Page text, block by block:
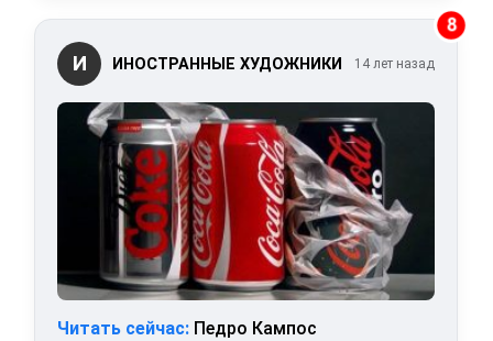
8
И ИНОСТРАННЫЕ ХУДОЖНИКИ 14 лет назад
Читать сейчас: Педро Кампос